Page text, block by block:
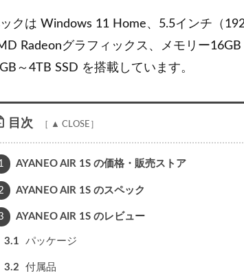
クは Windows 11 Home、5.5インチ（
Radeonグラフィックス、メモリー
～4TB SSD を搭載しています。
目次
AYANEO AIR 1S の価格・販売ストア
AYANEO AIR 1S のスペック
AYANEO AIR 1S のレビュー
3.1 パッケージ
3.2 付属品